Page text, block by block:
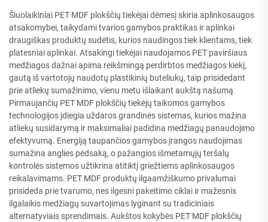
Šiuolaikiniai PET MDF plokščių tiekėjai dėmesį skiria aplinkosaugos
atsakomybei, taikydami tvarios gamybos praktikas ir aplinkai
draugiškas produktų sudėtis, kurios naudingos tiek klientams, tiek
platesniai aplinkai. Atsakingi tiekėjai naudojamos PET paviršiaus
medžiagos dažnai apima reikšmingą perdirbtos medžiagos kiekį,
gautą iš vartotojų naudotų plastikinių buteliukų, taip prisidedant
prie atliekų sumažinimo, vienu metu išlaikant aukštą našumą.
Pirmaujančių PET MDF plokščių tiekėjų taikomos gamybos
technologijos įdiegia uždaros grandinės sistemas, kurios mažina
atliekų susidarymą ir maksimaliai padidina medžiagų panaudojimo
efektyvumą. Energiją taupančios gamybos įrangos naudojimas
sumažina anglies pėdsaką, o pažangios išmetamųjų teršalų
kontrolės sistemos užtikrina atitiktį griežtiems aplinkosaugos
reikalavimams. PET MDF produktų ilgaamžiškumo privalumai
prisideda prie tvarumo, nes ilgesni pakeitimo ciklai ir mažesnis
ilgalaikis medžiagų suvartojimas lyginant su tradiciniais
alternatyviais sprendimais. Aukštos kokybės PET MDF plokščių